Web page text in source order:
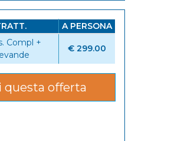
A PERSONA
Compl +
€ 299.00
questa offerta